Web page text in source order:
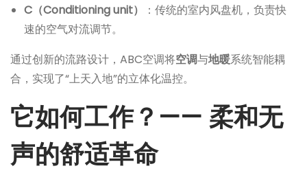
C（Conditioning unit）
：传统的室内风盘机，负责快
速的空气对流调节。
通过创新的流路设计，ABC空调将空调与地暖系统智能耦
合，实现了“上天入地”的立体化温控。
它如何工作？—— 柔和无
声的舒适革命